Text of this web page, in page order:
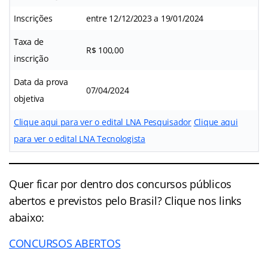
Inscrições entre 12/12/2023 a 19/01/2024
Taxa de
inscrição
R$ 100,00
Data da prova
objetiva
07/04/2024
Clique aqui para ver o edital LNA Pesquisador Clique aqui
para ver o edital LNA Tecnologista
Quer ficar por dentro dos concursos públicos
abertos e previstos pelo Brasil? Clique nos links
abaixo:
CONCURSOS ABERTOS